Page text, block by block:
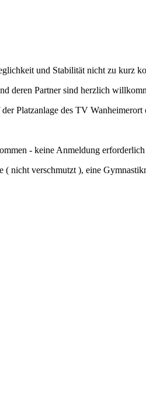
und Stabilität nicht zu kurz
deren Partner sind herzlich
Platzanlage des TV
- keine Anmeldung erforderlich
nicht verschmutzt ), eine